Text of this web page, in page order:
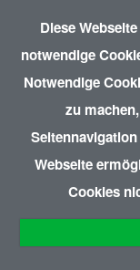
Diese
notwendige
Notwendige
zu
Webseite
Cookies